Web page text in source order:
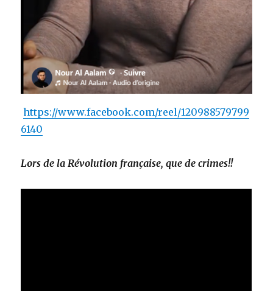
https://www.facebook.com/reel/120988579799
6140
Lors de la Révolution française, que de crimes!!